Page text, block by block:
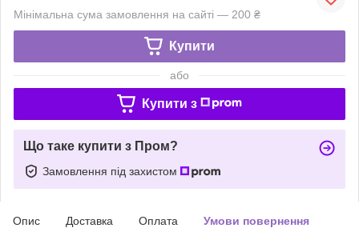
Мінімальна сума замовлення на сайті — 200 ₴
Купити
або
Купити з
Що таке купити з Пром?
Замовлення під захистом
Опис Доставка Оплата Умови повернення